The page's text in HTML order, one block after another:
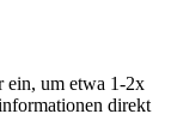
ein, um etwa 1-2x
direkt